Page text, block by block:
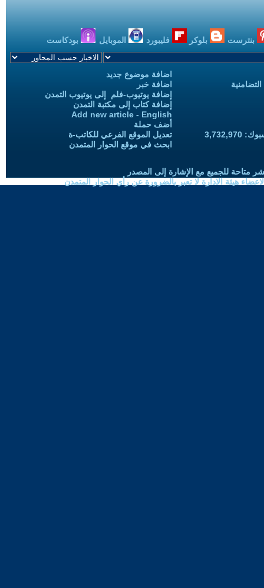
بنترست بلوكر فليبورد الموبايل بودكاست
اضافة موضوع جديد
اضافة خبر
إضافة يوتيوب-فلم إلى يوتيوب التمدن
إضافة كتاب إلى مكتبة التمدن
Add new article - English
أضف حملة
تعديل الموقع الفرعي للكاتب-ة
ابحث في موقع الحوار المتمدن
متاحة للجميع مع الإشارة إلى المصدر
هيئة الادارة لا تعبر بالضرورة عن رأي الحوار المتمدن